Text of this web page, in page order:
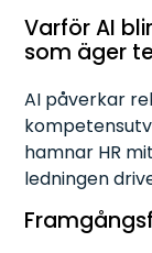
Varför AI
som äger
AI påverkar
hamnar HR
ledningen